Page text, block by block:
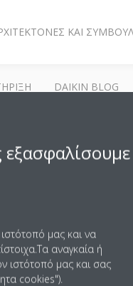
ΚΑΙ
DAIKIN BLOG
εξασφαλίσουμε
μας και να
αναγκαία ή
ιστότοπό μας και σας
cookies").